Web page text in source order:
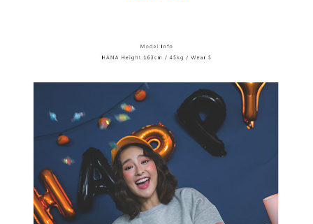
pengesahan semula dan pembetulan.
Untuk terma perkhidmatan penuh, sila rujuk pautan berikut:
https://oppay.tw/userRule
" target="_blank" class="link revert-
style">https://oppay.tw/userRule
【Panduan Penggunaan Pembayaran Ansuran Gogo】
1. Perkhidmatan ini disediakan oleh Taiwan Mobile, pengguna telefon
mudah alih boleh segera menggunakan tanpa perlu memohon lagi.
(Hanya untuk nombor langganan peribadi, tidak terbuka untuk syarikat
dan kad prabayar)
penggunaan perkhidmatan. Sila rujuk kepada "Penyata Pengumpulan
Data Peribadi, Pemprosesan, Penggunaan"
Jumlah yang diperakui untuk pengguna kali pertama yang lulus
kelulusan boleh sehingga NT$10,000. Jika pengguna tidak membuat
pembayaran dalam tempoh tersebut, yuran pembayaran lewat sebanyak
20% setahun akan dikenakan. Pengguna bawah umur dikehendaki
mendapatkan kebenaran daripada ibu bapa atau penjaga yang sah
untuk menggunakan AFTEE.
Sila hubungi NP Taiwan Inc. dics_tw@netprotections.co.jp
mempunyai sebarang kebimbangan mengenai pemprosesan dan
penggunaan pada data peribadi. Jika anda tidak bersetuju dengan data
peribadi yang disenaraikan seperti di atas akan dikumpul dan digunakan